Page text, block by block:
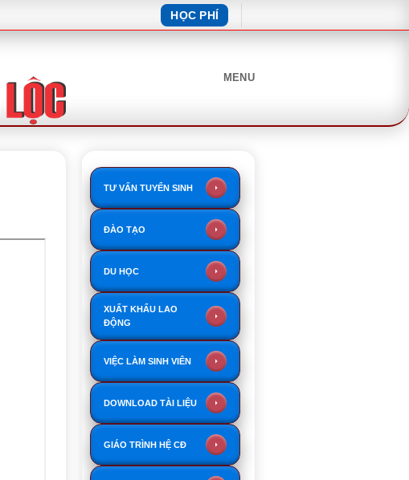
HỌC PHÍ
MENU
TƯ VẤN TUYỂN SINH
ĐÀO TẠO
DU HỌC
XUẤT KHẨU LAO
ĐỘNG
VIỆC LÀM SINH VIÊN
DOWNLOAD TÀI LIỆU
GIÁO TRÌNH HỆ CĐ